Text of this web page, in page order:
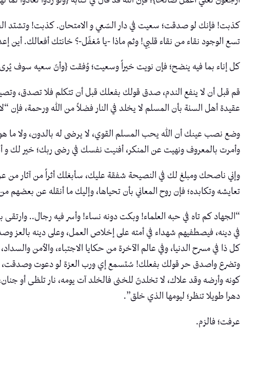
كذبت! فإنك لو صدقت؛ سعيت في دار السّعي و الامتحان. كذبت! وتشتد
تسع الوجود نقاء من نقاء قلبي! وثم ماذا -يا مُغفّل-؟ خانتك أفعالك. أين
كل إناء بما فيه ينضح؛ فإن نويت خيراً وسعيت؛ وُفقت {وأنّ سعيه سوف
قم قبل أن لا ينفع الندم، صدق قولك بفعلك قبل أن تتكلم فلا تصدق،
عقيدة أهل السنة بأن المسلم لا يخلد في النار فضلاً من الله ورحمة، فإن
وضع نصب عينك أن الله يحب المسلم القوي، لا يرضى له بالدون، ولا ما
وأمرت بالمعروف ونهيت عن المنكر، أفنيت نفسك في رضى ربك؛ خير لك
وإني ناصحك ومبلغ لك في النصيحة شفقة عليك، سأبغلك أثراً من آثار من
تعايشه وتكابده؛ فإن روح المعاني بأن تحياها، وإليك ما أنقله عن بعضهم
“الجهاد كم تاه في حبه العلماء! وبكت دونه نساء! وأسر فيه رجال..
في دينه، فيصطفيهم شهداء في أمته على إخلاص العمل، وعلى دينه بالعز
كل ذا في مسرح الدنيا، وفي عالم الآخرة من حكايا الاجتباء، والأمن
وتضرع واصدق حر قولك بفعلك! سُتسمع إي ورب العزة لو دعوت وصدقت، أنت
كونه وأرضه وقد علاك، لا تخلدنّ للخنى فالخلد آت يومه، نار تلظى أو
دهرا طويلا تنظر؛ ليومها الذي خلق”.
عرفت؛ فالزم.